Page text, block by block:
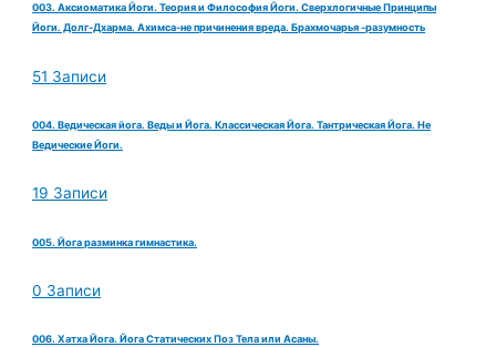
003. Аксиоматика Йоги. Теория и Философия Йоги. Сверхлогичные Принципы
Йоги. Долг-Дхарма. Ахимса-не причинения вреда. Брахмочарья -разумность
51 Записи
004. Ведическая йога. Веды и Йога. Классическая Йога. Тантрическая Йога. Не
Ведические Йоги.
19 Записи
005. Йога разминка гимнастика.
0 Записи
006. Хатха Йога. Йога Статических Поз Тела или Асаны.